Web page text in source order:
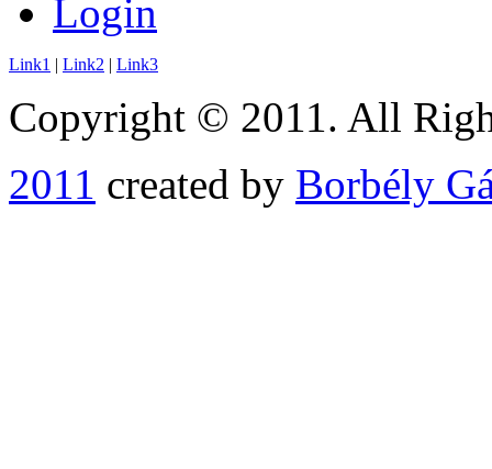
Login
Link1 | Link2 | Link3
Copyright © 2011. All
2011 created by Borbély